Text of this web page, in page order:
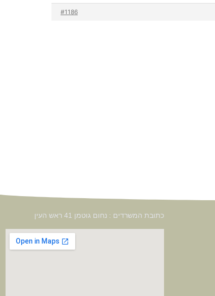
#1186
כתובת המשרדים : נחום גוטמן 41 ראש העין